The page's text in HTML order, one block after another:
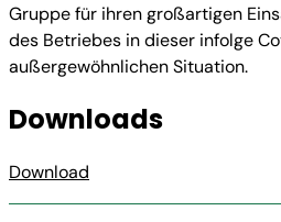
Gruppe für ihren großartigen
des Betriebes in dieser infolge
außergewöhnlichen Situation.
Downloads
Download